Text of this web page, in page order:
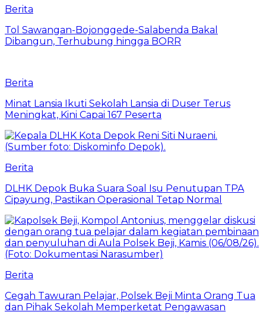
Berita
Tol Sawangan-Bojonggede-Salabenda Bakal
Dibangun, Terhubung hingga BORR
Berita
Minat Lansia Ikuti Sekolah Lansia di Duser Terus
Meningkat, Kini Capai 167 Peserta
Berita
DLHK Depok Buka Suara Soal Isu Penutupan TPA
Cipayung, Pastikan Operasional Tetap Normal
Berita
Cegah Tawuran Pelajar, Polsek Beji Minta Orang Tua
dan Pihak Sekolah Memperketat Pengawasan